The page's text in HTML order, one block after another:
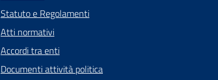
Statuto e Regolamenti
Atti normativi
Accordi tra enti
Documenti attività politica